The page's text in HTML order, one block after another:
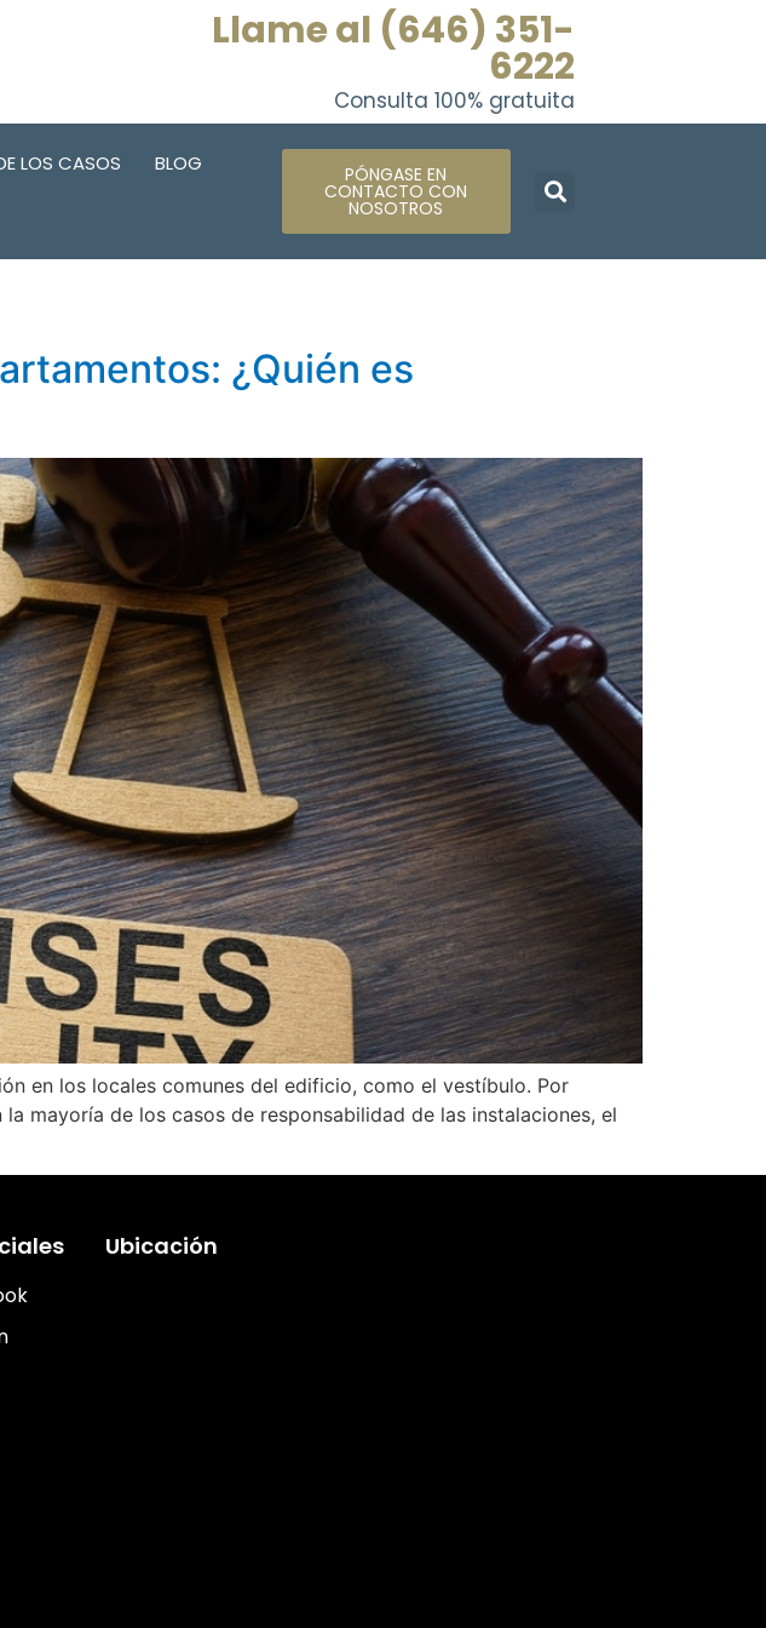
Llame al (646) 351-
6222
Consulta 100% gratuita
LOS CASOS BLOG PÓNGASE EN
CONTACTO CON
NOSOTROS
¿Quién es
en los locales comunes del edificio, como el vestíbulo. Por
mayoría de los casos de responsabilidad de las instalaciones, el
Ubicación